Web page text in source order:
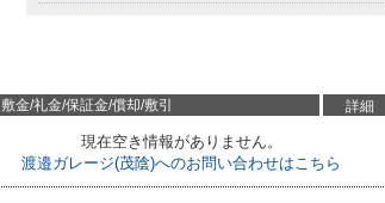
敷金/礼金/保証金/償却/敷引 詳細
現在空き情報がありません。
渡邉ガレージ(茂陰)へのお問い合わせはこちら